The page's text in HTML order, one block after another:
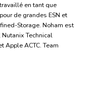
en tant que
de grandes ESN et
Storage. Noham est
Nutanix Technical
Apple ACTC. Team